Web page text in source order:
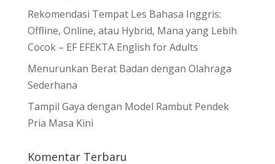
Rekomendasi Tempat Les Bahasa Inggris:
Offline, Online, atau Hybrid, Mana yang Lebih
Cocok – EF EFEKTA English for Adults
Menurunkan Berat Badan dengan Olahraga
Sederhana
Tampil Gaya dengan Model Rambut Pendek
Pria Masa Kini
Komentar Terbaru